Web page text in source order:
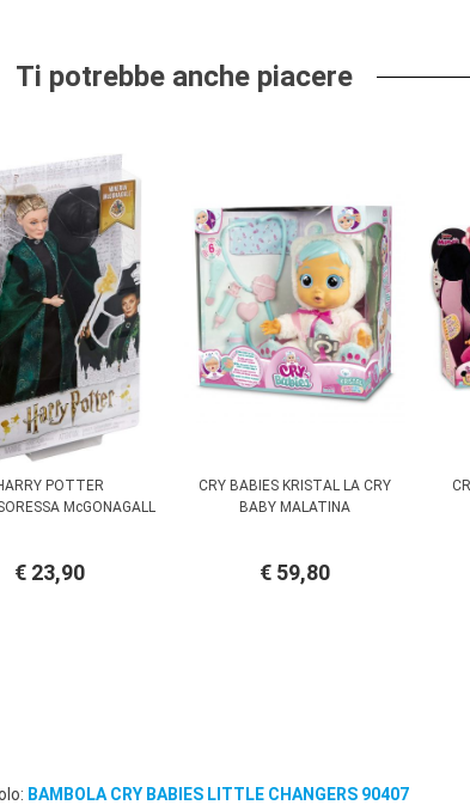
Ti potrebbe anche piacere
POTTER
McGONAGALL
€ 23,90
CRY BABIES KRISTAL LA CRY
BABY MALATINA
€ 59,80
BAMBOLA CRY BABIES LITTLE CHANGERS 90407